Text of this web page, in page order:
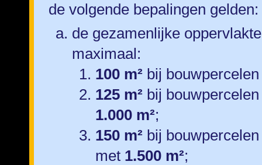
de volgende bepalingen gelden:
de gezamenlijke
maximaal:
100 m² bij
125 m² bij
1.000 m²;
150 m² bij
met 1.500 m²;